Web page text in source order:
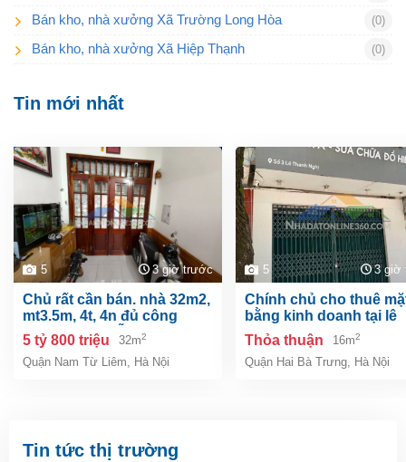
Bán kho, nhà xưởng Xã Trường Long Hòa (0)
Bán kho, nhà xưởng Xã Hiệp Thạnh (0)
Tin mới nhất
5 3 giờ trước
chủ rất cần bán. nhà 32m2,
mt3.5m, 4t, 4n đủ công
năng, phúc diễn, nam từ
liêm, gần ô tô.
5 tỷ 800 triệu 32m2
Quận Nam Từ Liêm, Hà Nội
5 3 giờ
chính chủ cho thuê mặt
bằng kinh doanh tại lê
thanh nghị, hai bà
nội
Thỏa thuận 16m2
Quận Hai Bà Trưng, Hà Nội
Tin tức thị trường